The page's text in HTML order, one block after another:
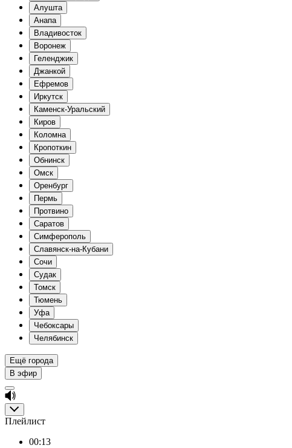
Алушта
Анапа
Владивосток
Воронеж
Геленджик
Джанкой
Ефремов
Иркутск
Каменск-Уральский
Киров
Коломна
Кропоткин
Обнинск
Омск
Оренбург
Пермь
Протвино
Саратов
Симферополь
Славянск-на-Кубани
Сочи
Судак
Томск
Тюмень
Уфа
Чебоксары
Челябинск
Ещё города
В эфир
Плейлист
00:13